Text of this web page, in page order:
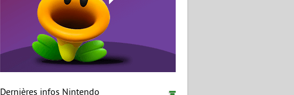
Dernières infos Nintendo